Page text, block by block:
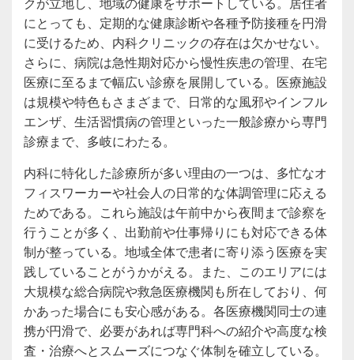
にとっても、定期的な健康診断や各種予防接種を円滑
に受けるため、内科クリニックの存在は欠かせない。
さらに、病院は急性期対応から慢性疾患の管理、在宅
医療に至るまで幅広い診療を展開している。医療施設
は規模や特色もさまざまで、日常的な風邪やインフル
エンザ、生活習慣病の管理といった一般診療から専門
診療まで、多岐にわたる。
内科に特化した診療所が多い理由の一つは、多忙なオ
フィスワーカーや社会人の日常的な体調管理に応える
ためである。これら施設は午前中から夜間まで診察を
行うことが多く、出勤前や仕事帰りにも対応できる体
制が整っている。地域全体で患者に寄り添う医療を実
践していることがうかがえる。また、このエリアには
大規模な総合病院や救急医療機関も所在しており、何
かあった場合にも安心感がある。各医療機関同士の連
携が円滑で、必要があれば専門科への紹介や高度な検
査・治療へとスムーズにつなぐ体制を確立している。